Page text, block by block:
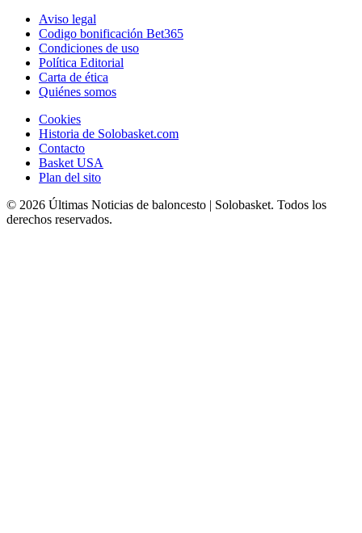
Aviso legal
Codigo bonificación Bet365
Condiciones de uso
Política Editorial
Carta de ética
Quiénes somos
Cookies
Historia de Solobasket.com
Contacto
Basket USA
Plan del sito
© 2026 Últimas Noticias de baloncesto | Solobasket. Todos los
derechos reservados.